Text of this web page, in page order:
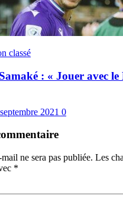
classé
: « Jouer avec
2021 0
ne sera pas publiée. Les
*